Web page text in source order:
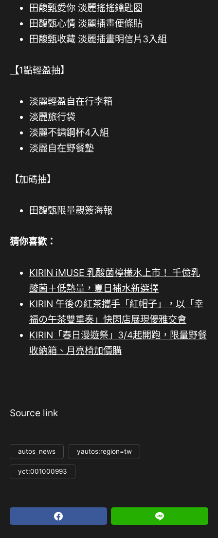
田馥甄愛你 淡麗搖搖鑰匙圈
田馥甄心情 淡麗插畫便條貼
田馥甄收藏 淡麗插畫明信片3入組
【1點輕盈抽】
淡麗輕盈自在行李箱
淡麗旅行袋
淡麗不鏽鋼杯4入組
淡麗自在野餐墊
【加碼抽】
田馥甄限量親簽海報
猜你喜歡：
KIRIN iMUSE 乳酸菌檸檬水上市！ 千億乳
酸菌＋低熱量，夏日補水新選擇
KIRIN 午後の紅茶攜手「紅帽子」，以「幸
福の午茶雙重奏」快閃店展現優雅交會
KIRIN「春日漫遊祭」3/4起開跑，限量野餐
收納箱、月亮椅加價購
Source link
autos_news yautos:region=tw
yct:001000993